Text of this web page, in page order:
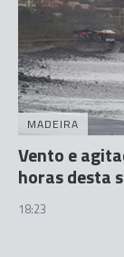
MADEIRA
Vento e
horas desta
18:23